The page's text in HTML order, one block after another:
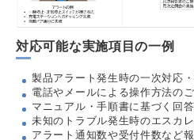
対応可能な実施項目の一例
製品アラート発生時の一次対応
電話やメールによる操作方法の
マニュアル・手順書に基づく回
未知のトラブル発生時のエスカ
アラート通知数や受付件数など